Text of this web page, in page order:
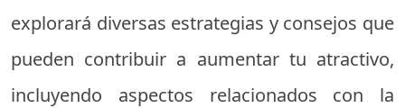
explorará diversas estrategias y consejos que
pueden contribuir a aumentar tu atractivo,
incluyendo aspectos relacionados con la